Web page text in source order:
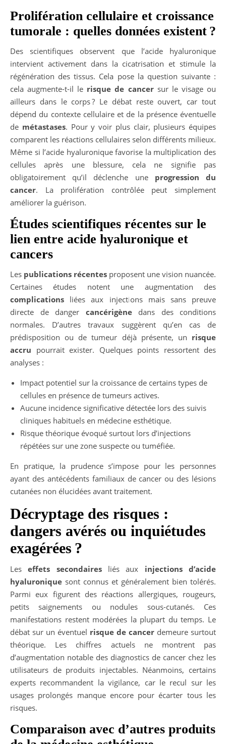
Prolifération cellulaire et croissance
tumorale : quelles données existent ?
Des scientifiques observent que l’acide hyaluronique
intervient activement dans la cicatrisation et stimule la
régénération des tissus. Cela pose la question suivante :
cela augmente-t-il le risque de cancersur le visage ou
ailleurs dans le corps ? Le débat reste ouvert, car tout
dépend du contexte cellulaire et de la présence éventuelle
de métastases. Pour y voir plus clair, plusieurs équipes
comparent les réactions cellulaires selon différents milieux.
Même si l’acide hyaluronique favorise la multiplication des
cellules après une blessure, cela ne signifie pas
obligatoirement qu’il déclenche une progression du
cancer. La prolifération contrôlée peut simplement
améliorer la guérison.
Études scientifiques récentes sur le
lien entre acide hyaluronique et
cancers
Les publications récentes proposent une vision nuancée.
Certaines études notent une augmentation des
complications liées aux injections mais sans preuve
directe de danger cancérigènedans des conditions
normales. D’autres travaux suggèrent qu’en cas de
prédisposition ou de tumeur déjà présente, un risque
accru pourrait exister. Quelques points ressortent des
analyses :
Impact potentiel sur la croissance de certains types de
cellules en présence de tumeurs actives.
Aucune incidence significative détectée lors des suivis
cliniques habituels en médecine esthétique.
Risque théorique évoqué surtout lors d’injections
répétées sur une zone suspecte ou tuméfiée.
En pratique, la prudence s’impose pour les personnes
ayant des antécédents familiaux de cancer ou des lésions
cutanées non élucidées avant traitement.
Décryptage des risques :
dangers avérés ou inquiétudes
exagérées ?
Leseffets secondairesliés aux injections d’acide
hyaluronique sont connus et généralement bien tolérés.
Parmi eux figurent des réactions allergiques, rougeurs,
petits saignements ou nodules sous-cutanés. Ces
manifestations restent modérées la plupart du temps. Le
débat sur un éventuel risque de cancer demeure surtout
théorique. Les chiffres actuels ne montrent pas
d’augmentation notable des diagnostics de cancer chez les
utilisateurs de produits injectables. Néanmoins, certains
experts recommandent la vigilance, car le recul sur les
usages prolongés manque encore pour écarter tous les
risques.
Comparaison avec d’autres produits